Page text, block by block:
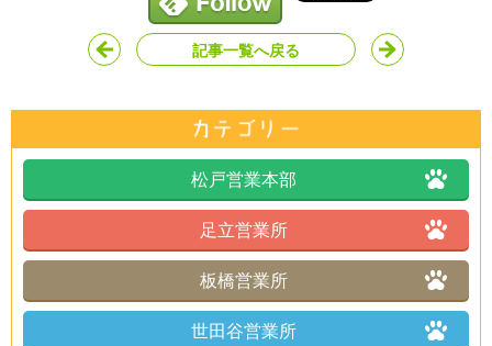
記事一覧へ戻る
松戸営業本部
足立営業所
板橋営業所
世田谷営業所